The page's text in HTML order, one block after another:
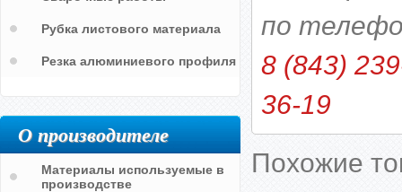
по
8 (843)
36-19
Похожие
Рубка листового материала
Резка алюминиевого профиля
О производителе
Материалы используемые в
производстве